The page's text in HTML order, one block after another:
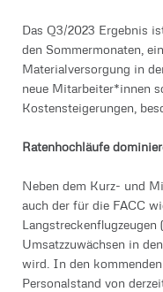
Das Q3/2023 Ergebnis
den Sommermonaten,
Materialversorgung in
neue Mitarbeiter*innen
Kostensteigerungen,
Ratenhochläufe
Neben dem Kurz- und
auch der für die FACC
Langstreckenflugzeugen
Umsatzzuwächsen in
wird. In den
Personalstand von